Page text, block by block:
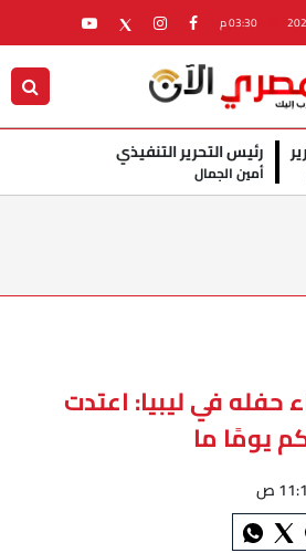
رئيس التحرير التنفيذي
أمين الجمال
حفله في ليبيا: اعتدت
يومًا ما